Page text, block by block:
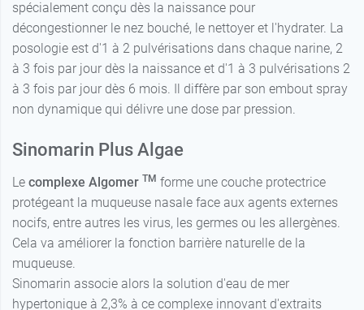
spécialement conçu dès la naissance pour
décongestionner le nez bouché, le nettoyer et l'hydrater. La
posologie est d'1 à 2 pulvérisations dans chaque narine, 2
à 3 fois par jour dès la naissance et d'1 à 3 pulvérisations 2
à 3 fois par jour dès 6 mois. Il diffère par son embout spray
non dynamique qui délivre une dose par pression.
Sinomarin Plus Algae
Le complexe Algomer TM forme une couche protectrice
protégeant la muqueuse nasale face aux agents externes
nocifs, entre autres les virus, les germes ou les allergènes.
Cela va améliorer la fonction barrière naturelle de la
muqueuse.
Sinomarin associe alors la solution d'eau de mer
hypertonique à 2,3% à ce complexe innovant d'extraits